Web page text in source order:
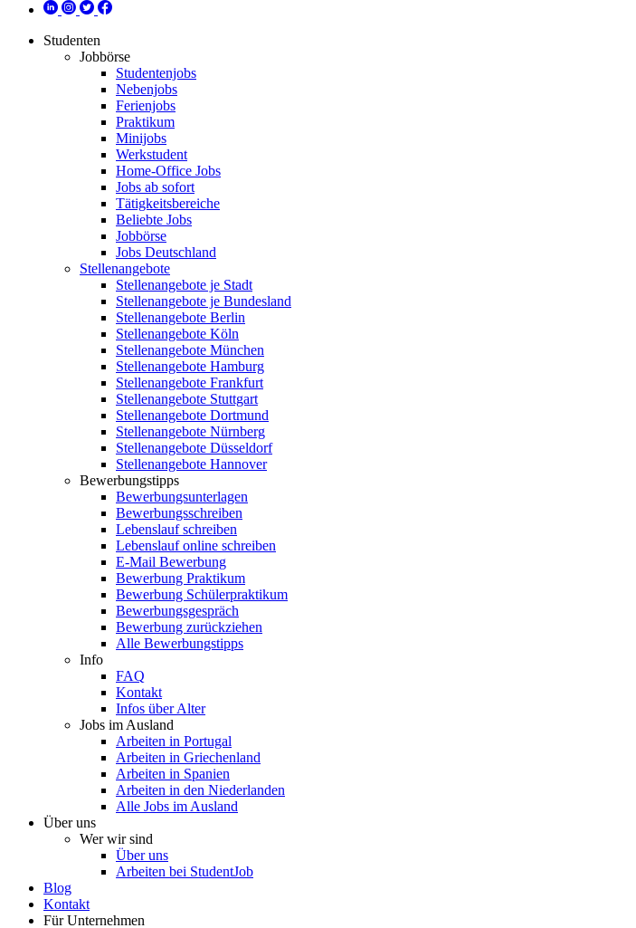
Studenten
Jobbörse
Studentenjobs
Nebenjobs
Ferienjobs
Praktikum
Minijobs
Werkstudent
Home-Office Jobs
Jobs ab sofort
Tätigkeitsbereiche
Beliebte Jobs
Jobbörse
Jobs Deutschland
Stellenangebote
Stellenangebote je Stadt
Stellenangebote je Bundesland
Stellenangebote Berlin
Stellenangebote Köln
Stellenangebote München
Stellenangebote Hamburg
Stellenangebote Frankfurt
Stellenangebote Stuttgart
Stellenangebote Dortmund
Stellenangebote Nürnberg
Stellenangebote Düsseldorf
Stellenangebote Hannover
Bewerbungstipps
Bewerbungsunterlagen
Bewerbungsschreiben
Lebenslauf schreiben
Lebenslauf online schreiben
E-Mail Bewerbung
Bewerbung Praktikum
Bewerbung Schülerpraktikum
Bewerbungsgespräch
Bewerbung zurückziehen
Alle Bewerbungstipps
Info
FAQ
Kontakt
Infos über Alter
Jobs im Ausland
Arbeiten in Portugal
Arbeiten in Griechenland
Arbeiten in Spanien
Arbeiten in den Niederlanden
Alle Jobs im Ausland
Über uns
Wer wir sind
Über uns
Arbeiten bei StudentJob
Blog
Kontakt
Für Unternehmen